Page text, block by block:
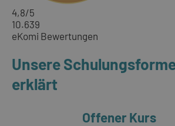
4,8/5
10.639
eKomi Bewertungen
Unsere
erklärt
Offener Kurs